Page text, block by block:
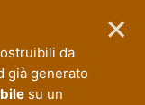
da
già generato
su un
×